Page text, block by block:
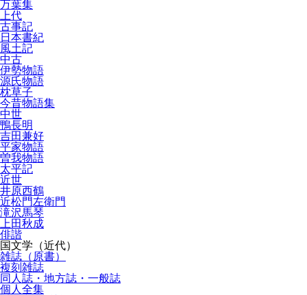
万葉集
上代
古事記
日本書紀
風土記
中古
伊勢物語
源氏物語
枕草子
今昔物語集
中世
鴨長明
吉田兼好
平家物語
曽我物語
太平記
近世
井原西鶴
近松門左衛門
滝沢馬琴
上田秋成
俳諧
国文学（近代）
雑誌（原書）
複刻雑誌
同人誌・地方誌・一般誌
個人全集